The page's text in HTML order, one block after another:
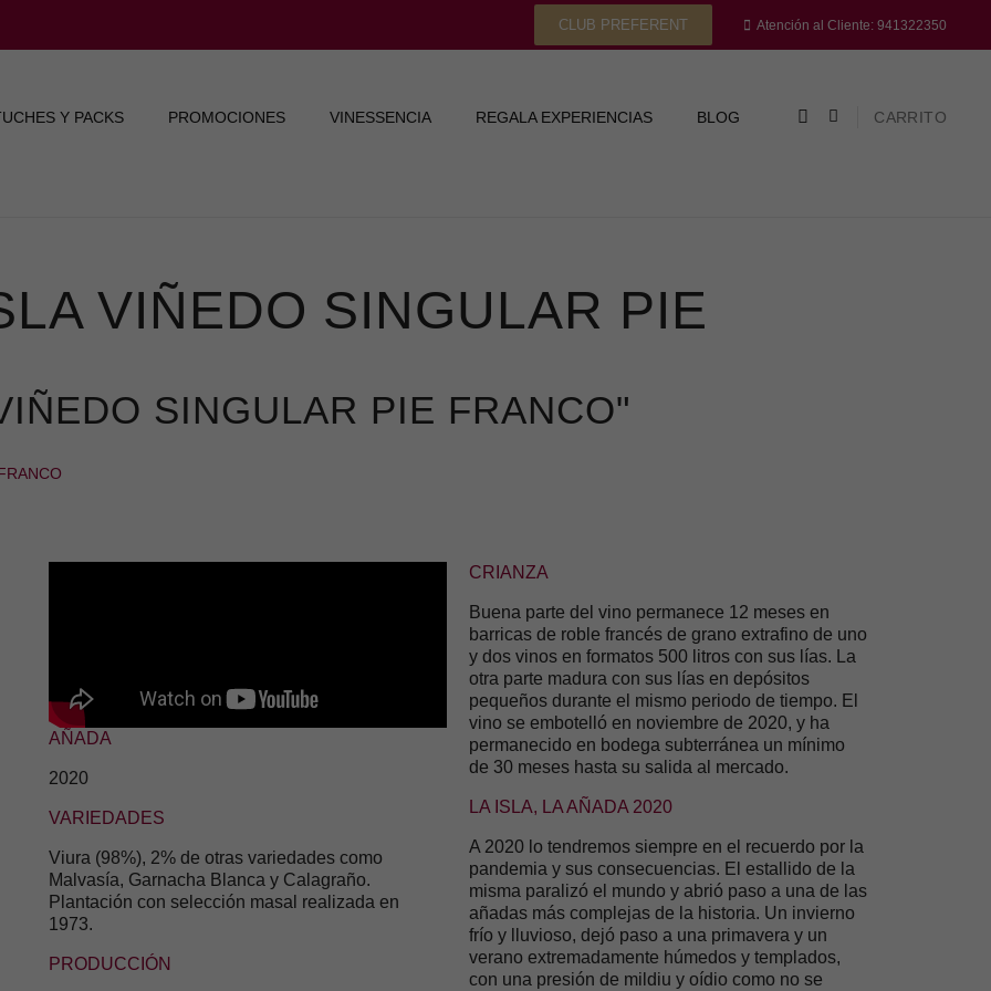
CLUB PREFERENT Atención al Cliente: 941322350
Y PACKS PROMOCIONES VINESSENCIA REGALA EXPERIENCIAS BLOG CARRITO
VIÑEDO SINGULAR PIE
SINGULAR PIE FRANCO"
AÑADA
2020
VARIEDADES
Viura (98%), 2% de otras variedades como
Malvasía, Garnacha Blanca y Calagraño.
Plantación con selección masal realizada en
1973.
PRODUCCIÓN
CRIANZA
Buena parte del vino permanece 12 meses en
barricas de roble francés de grano extrafino de uno
y dos vinos en formatos 500 litros con sus lías. La
otra parte madura con sus lías en depósitos
pequeños durante el mismo periodo de tiempo. El
vino se embotelló en noviembre de 2020, y ha
permanecido en bodega subterránea un mínimo
de 30 meses hasta su salida al mercado.
LA ISLA, LA AÑADA 2020
A 2020 lo tendremos siempre en el recuerdo por la
pandemia y sus consecuencias. El estallido de la
misma paralizó el mundo y abrió paso a una de las
añadas más complejas de la historia. Un invierno
frío y lluvioso, dejó paso a una primavera y un
verano extremadamente húmedos y templados,
con una presión de mildiu y oídio como no se